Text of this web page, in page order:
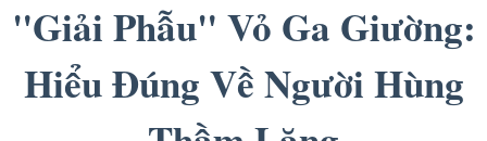
"Giải Phẫu" Vỏ Ga Giường:
Hiểu Đúng Về Người Hùng